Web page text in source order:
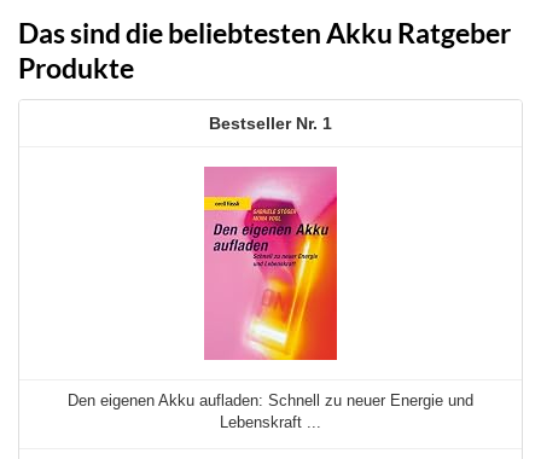
Das sind die beliebtesten Akku Ratgeber
Produkte
1
Den eigenen Akku aufladen: Schnell zu neuer Energie und
Lebenskraft ...